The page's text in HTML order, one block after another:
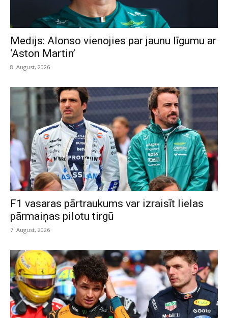
Medijs: Alonso vienojies par jaunu līgumu ar
‘Aston Martin’
8. August, 2026
F1 vasaras pārtraukums var izraisīt lielas
pārmaiņas pilotu tirgū
7. August, 2026